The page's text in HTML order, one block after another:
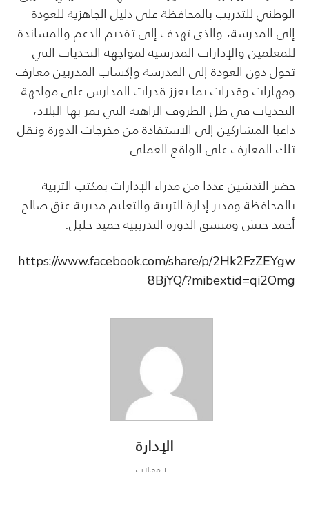
الوطني للتدريب بالمحافظة على دليل الجاهزية للعودة
إلى المدرسة، والذي تهدف إلى تقديم الدعم والمساندة
للمعلمين والإدارات المدرسية لمواجهة التحديات التي
تحول دون العودة إلى المدرسة وإكساب المدربين معارف
ومهارات وقدرات بما يعزز قدرات المدارس على مواجهة
التحديات في ظل الظروف الراهنة التي تمر بها البلاد،
داعيا المشاركين إلى الاستفادة من مخرجات الدورة ونقل
تلك المعارف على الواقع العملي.
حضر التدشين عددا من مدراء الإدارات بمكتب التربية
بالمحافظة ومدير إدارة التربية والتعليم مديرية عتق صالح
أحمد حنش ومنسق الدورة التدريبية حميد خليل.
https://www.facebook.com/share/p/2Hk2FzZEYgw
8BjYQ/?mibextid=qi2Omg
الإدارة
+ مقالات